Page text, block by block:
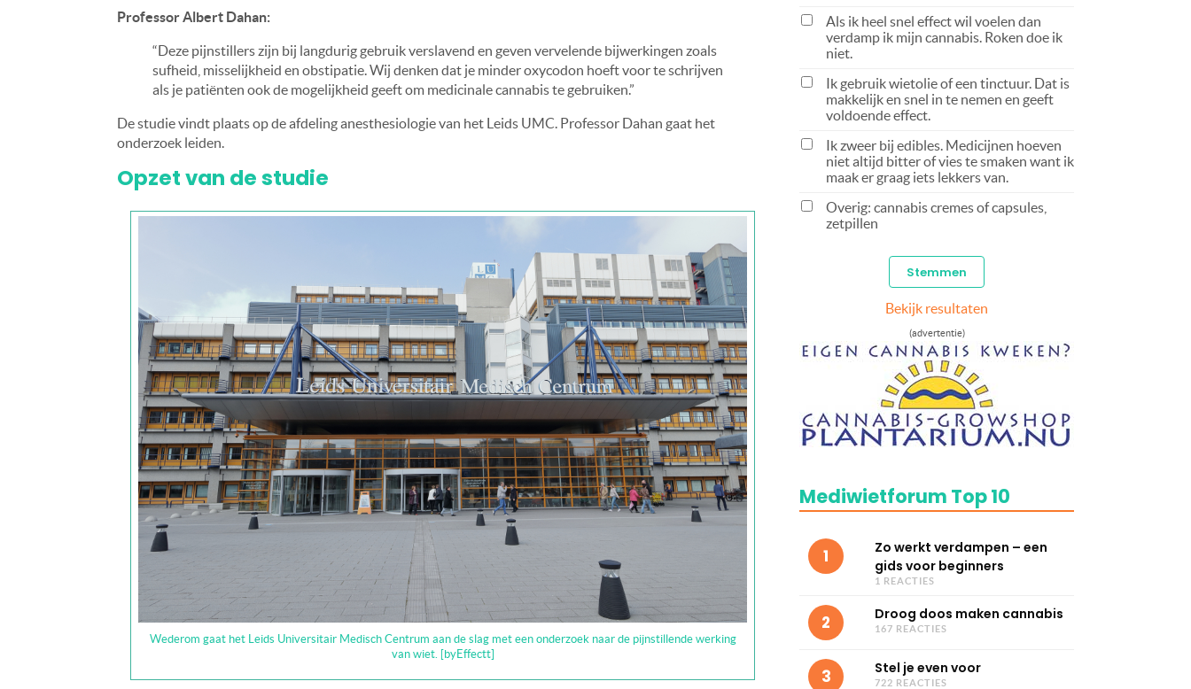
Professor Albert Dahan:
“Deze pijnstillers zijn bij langdurig gebruik verslavend en geven vervelende bijwerkingen zoals
sufheid, misselijkheid en obstipatie. Wij denken dat je minder oxycodon hoeft voor te schrijven
als je patiënten ook de mogelijkheid geeft om medicinale cannabis te gebruiken.”
De studie vindt plaats op de afdeling anesthesiologie van het Leids UMC. Professor Dahan gaat het
onderzoek leiden.
Opzet van de studie
Wederom gaat het Leids Universitair Medisch Centrum aan de slag met een onderzoek naar de pijnstillende werking
van wiet. [byEffectt]
Als ik heel snel effect wil voelen dan
verdamp ik mijn cannabis. Roken doe ik
niet.
Ik gebruik wietolie of een tinctuur. Dat is
makkelijk en snel in te nemen en geeft
voldoende effect.
Ik zweer bij edibles. Medicijnen hoeven
niet altijd bitter of vies te smaken want ik
maak er graag iets lekkers van.
Overig: cannabis cremes of capsules,
zetpillen
Bekijk resultaten
(advertentie)
Mediwietforum Top 10
1
Zo werkt verdampen – een
gids voor beginners
1 REACTIES
2 Droog doos maken cannabis
167 REACTIES
3 Stel je even voor
722 REACTIES